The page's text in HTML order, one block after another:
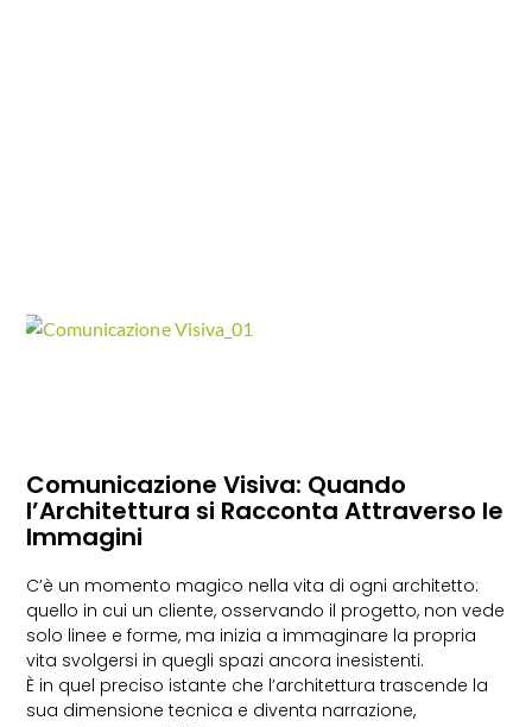
Comunicazione Visiva: Quando
l’Architettura si Racconta Attraverso le
Immagini
C’è un momento magico nella vita di ogni architetto:
quello in cui un cliente, osservando il progetto, non vede
solo linee e forme, ma inizia a immaginare la propria
vita svolgersi in quegli spazi ancora inesistenti.
È in quel preciso istante che l’architettura trascende la
sua dimensione tecnica e diventa narrazione,